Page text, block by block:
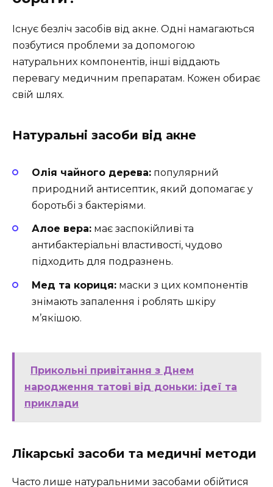
Існує безліч засобів від акне. Одні намагаються
позбутися проблеми за допомогою
натуральних компонентів, інші віддають
перевагу медичним препаратам. Кожен обирає
свій шлях.
Натуральні засоби від акне
Олія чайного дерева: популярний
природний антисептик, який допомагає у
боротьбі з бактеріями.
Алое вера: має заспокійливі та
антибактеріальні властивості, чудово
підходить для подразнень.
Мед та кориця: маски з цих компонентів
знімають запалення і роблять шкіру
м’якішою.
Прикольні привітання з Днем
народження татові від доньки: ідеї та
приклади
Лікарські засоби та медичні методи
Часто лише натуральними засобами обійтися